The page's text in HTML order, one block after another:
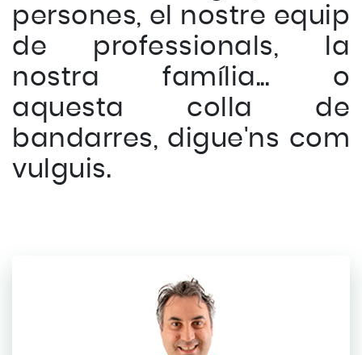
persones, el nostre equip
de professionals, la
nostra família... o
aquesta colla de
bandarres, digue'ns com
vulguis.